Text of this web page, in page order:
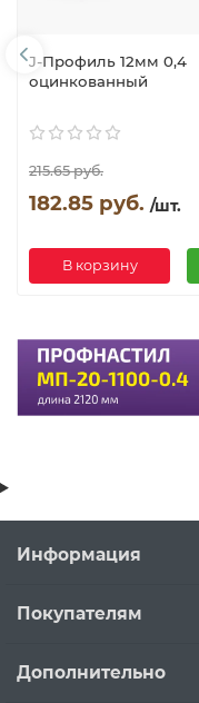
J-Профиль 12мм 0,4
оцинкованный
215.65 руб.
182.85 руб. /шт.
В корзину
Информация
Покупателям
Дополнительно